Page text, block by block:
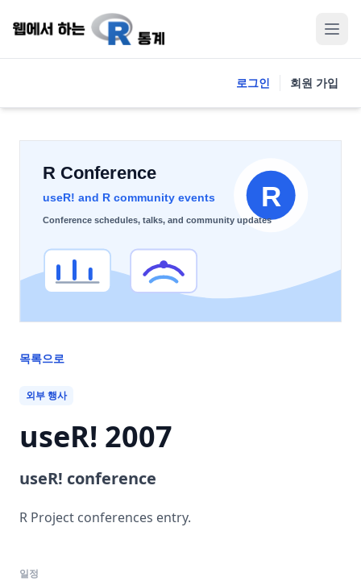
로그인 회원 가입
목록으로
외부 행사
useR! 2007
useR! conference
R Project conferences entry.
일정